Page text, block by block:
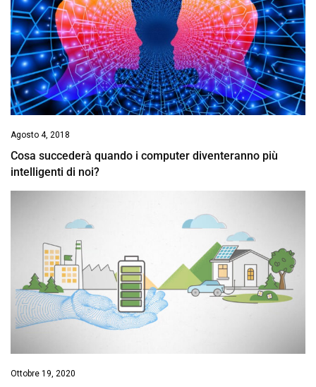
Agosto 4, 2018
Cosa succederà quando i computer diventeranno più
intelligenti di noi?
Ottobre 19, 2020